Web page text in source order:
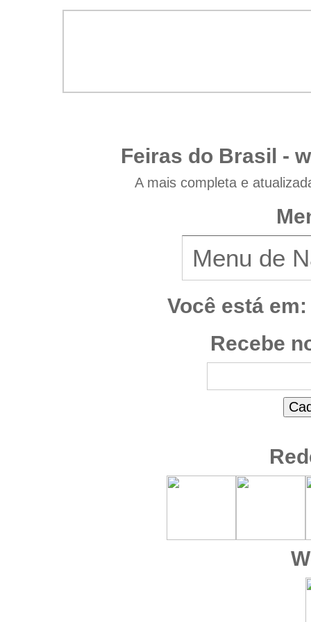
Feiras do Brasil -
A mais completa e
Você está em:
Recebe